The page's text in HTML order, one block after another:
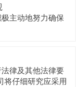
主动地努力确保
律及其他法律要
将仔细研究应采用